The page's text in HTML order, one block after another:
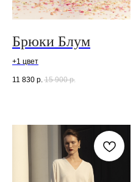
Брюки Блум
+1 цвет
11 830 р. 15 900 р.